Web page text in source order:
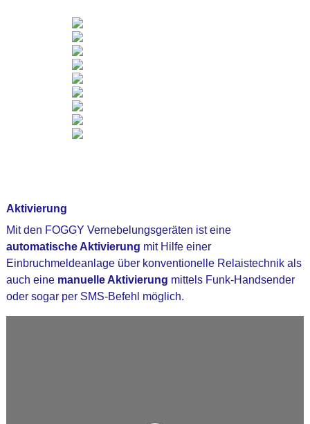
Aktivierung
Mit den FOGGY Vernebelungsgeräten ist eine
automatische Aktivierung mit Hilfe einer
Einbruchmeldeanlage über konventionelle Relaistechnik als
auch eine manuelle Aktivierung mittels Funk-Handsender
oder sogar per SMS-Befehl möglich.